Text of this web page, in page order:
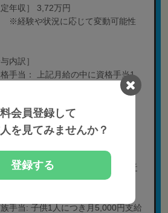
定年収］ 3,72万円
験や状況に応じて変動可能性
与内訳］
格手当： 上記月給の中に資格手当1
宅手当： "月2万円まで （勤務地近
貸契約をすることが条件）
族手当: 子供1人につき月5,000円支給
会員登録して
を見てみませんか？
登録する